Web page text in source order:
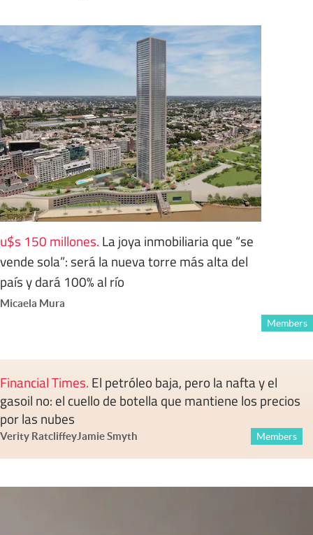
u$s 150 millones. La joya inmobiliaria que “se
vende sola”: será la nueva torre más alta del
país y dará 100% al río
Micaela Mura
Members
Financial Times. El petróleo baja, pero la nafta y el
gasoil no: el cuello de botella que mantiene los precios
por las nubes
Verity RatcliffeyJamie Smyth Members